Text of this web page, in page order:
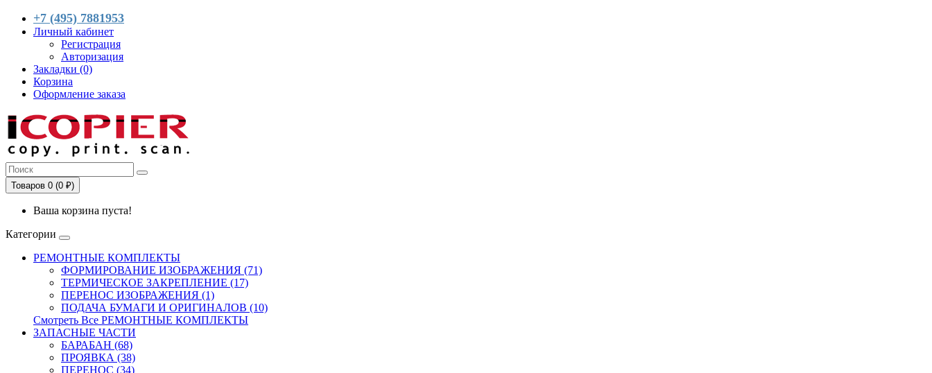
+7 (495) 7881953
Личный кабинет
Регистрация
Авторизация
Закладки (0)
Корзина
Оформление заказа
Товаров 0 (0 ₽)
Ваша корзина пуста!
Категории
РЕМОНТНЫЕ КОМПЛЕКТЫ
ФОРМИРОВАНИЕ ИЗОБРАЖЕНИЯ (71)
ТЕРМИЧЕСКОЕ ЗАКРЕПЛЕНИЕ (17)
ПЕРЕНОС ИЗОБРАЖЕНИЯ (1)
ПОДАЧА БУМАГИ И ОРИГИНАЛОВ (10)
Смотреть Все РЕМОНТНЫЕ КОМПЛЕКТЫ
ЗАПАСНЫЕ ЧАСТИ
БАРАБАН (68)
ПРОЯВКА (38)
ПЕРЕНОС (34)